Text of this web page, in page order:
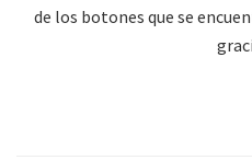
de los botones que se